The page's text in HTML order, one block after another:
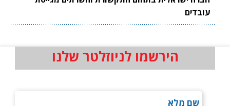
עובדים
הירשמו לניוזלטר שלנו